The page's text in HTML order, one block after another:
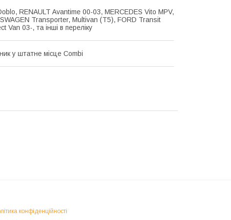
RENAULT Avantime 00-03, MERCEDES Vito MPV,
Transporter, Multivan (T5), FORD Transit
Van 03-, та інші в переліку
у штатне місце Combi
конфіденційності